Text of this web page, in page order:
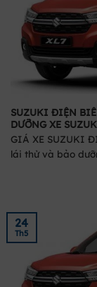
SUZUKI ĐIỆN
DƯỠNG XE
GIÁ XE SUZUKI
lái thử và bảo
24
Th5